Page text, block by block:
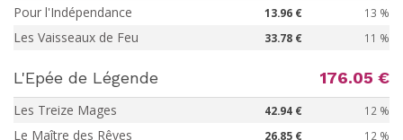
Pour l'Indépendance 13.96 € 13 %
Les Vaisseaux de Feu 33.78 € 11 %
L'Epée de Légende 176.05 €
Les Treize Mages 42.94 € 12 %
Le Maître des Rêves 26.85 € 12 %